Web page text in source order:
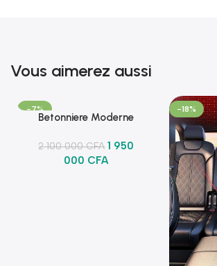
Vous aimerez aussi
-7%
Ajouter Au Panier
Betonniere Moderne
2 100 000CFA 1 950
000 CFA
-18%